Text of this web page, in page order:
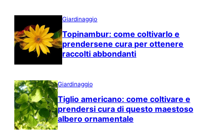
Giardinaggio
Topinambur: come coltivarlo e
prendersene cura per ottenere
raccolti abbondanti
Giardinaggio
Tiglio americano: come coltivare e
prendersi cura di questo maestoso
albero ornamentale